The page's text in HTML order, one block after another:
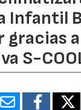
Infantil
gracias
S-